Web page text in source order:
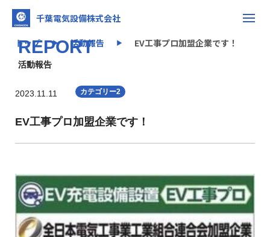
千葉電気設備株式会社
REPORT
活動報告
トップ▶ 活動報告 ▶ EV工事プロ加盟企業です！
2023.11.11 カテゴリー2
EV工事プロ加盟企業です！